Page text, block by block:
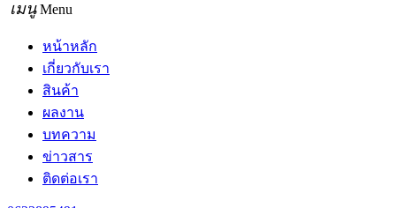
Menu
หน้าหลัก
เกี่ยวกับเรา
สินค้า
ผลงาน
บทความ
ข่าวสาร
ติดต่อเรา